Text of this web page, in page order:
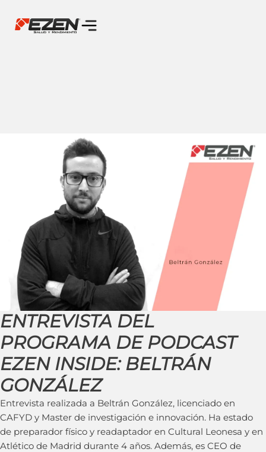
ENTREVISTA DEL
PROGRAMA DE PODCAST
EZEN INSIDE: BELTRÁN
GONZÁLEZ
Entrevista realizada a Beltrán González, licenciado en
CAFYD y Master de investigación e innovación. Ha estado
de preparador físico y readaptador en Cultural Leonesa y en
Atlético de Madrid durante 4 años. Además, es CEO de